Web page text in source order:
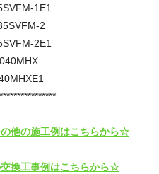
1E1
2
2E1
他の施工例はこちらから☆
換工事例はこちらから☆